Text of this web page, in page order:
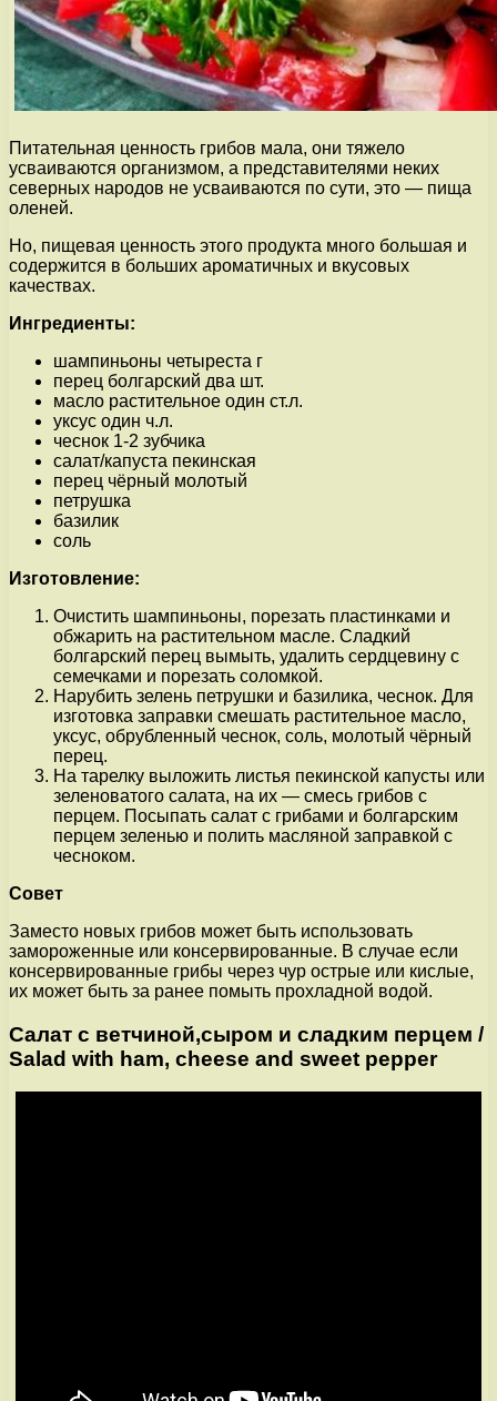
Питательная ценность грибов мала, они тяжело
усваиваются организмом, а представителями неких
северных народов не усваиваются по сути, это — пища
оленей.
Но, пищевая ценность этого продукта много большая и
содержится в больших ароматичных и вкусовых
качествах.
Ингредиенты:
шампиньоны четыреста г
перец болгарский два шт.
масло растительное один ст.л.
уксус один ч.л.
чеснок 1-2 зубчика
салат/капуста пекинская
перец чёрный молотый
петрушка
базилик
соль
Изготовление:
Очистить шампиньоны, порезать пластинками и
обжарить на растительном масле. Сладкий
болгарский перец вымыть, удалить сердцевину с
семечками и порезать соломкой.
Нарубить зелень петрушки и базилика, чеснок. Для
изготовка заправки смешать растительное масло,
уксус, обрубленный чеснок, соль, молотый чёрный
перец.
На тарелку выложить листья пекинской капусты или
зеленоватого салата, на их — смесь грибов с
перцем. Посыпать салат с грибами и болгарским
перцем зеленью и полить масляной заправкой с
чесноком.
Совет
Заместо новых грибов может быть использовать
замороженные или консервированные. В случае если
консервированные грибы через чур острые или кислые,
их может быть за ранее помыть прохладной водой.
Салат с ветчиной,сыром и сладким перцем /
Salad with ham, cheese and sweet pepper